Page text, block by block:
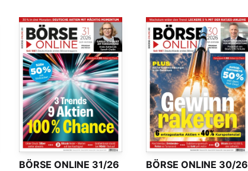
BÖRSE ONLINE 31/26 BÖRSE ONLINE 30/26